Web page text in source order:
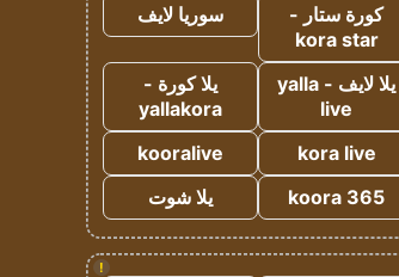
كورة ستار -
kora star
سوريا لايف
يلا لايف - yalla
live
يلا كورة -
yallakora
kora live
kooralive
koora 365
يلا شوت
!